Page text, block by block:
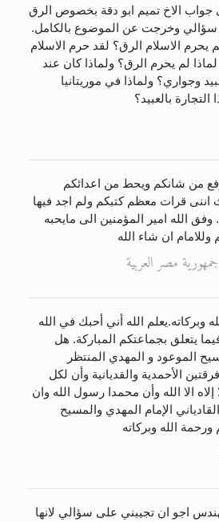
دلالات، حِكم، وأهداف >> المزيد
جواب الاخ تميم ابو دقة بخصوص الرق
سؤالي وخرجت عن الموضوع بالكامل.
يحرم الاسلام الرق؟ لقد حرم الاسلام
لم يحرم الرق؟ ولماذا كان عند
وجواري؟ ولماذا في موريتانيا
التجارة بالعبيد؟
من شانكم ويحط من اعدائكم
اننى قرات معظم كتبكم ولم اجد فيها
وفق الله امير المؤمنين الى مايحبه
وللامام ان شاء الله
مصر العربية
وبركاته.يعلم الله أني أحبك في الله
يتعلق بجماعتكم المباركة. هل
الموعود و المهدي المنتظر
الأحمدية والقديانية وأن لكل
الا الله وأن محمدا رسول الله وان
الإمام المهدي والمسيح
الله وبركاته
اجو ان تجيبني على سؤالي لانها